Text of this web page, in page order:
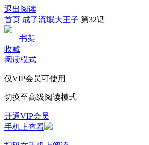
退出阅读
首页 成了流氓大王子 第32话
书架
收藏
阅读模式
仅VIP会员可使用
切换至高级阅读模式
开通VIP会员
手机上查看